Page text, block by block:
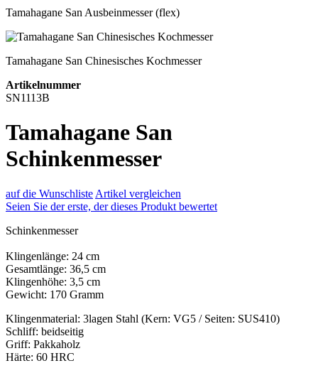
Tamahagane San Ausbeinmesser (flex)
Tamahagane San Chinesisches Kochmesser
Artikelnummer
SN1113B
Tamahagane San
Schinkenmesser
auf die Wunschliste Artikel vergleichen
Seien Sie der erste, der dieses Produkt bewertet
Schinkenmesser
Klingenlänge: 24 cm
Gesamtlänge: 36,5 cm
Klingenhöhe: 3,5 cm
Gewicht: 170 Gramm
Klingenmaterial: 3lagen Stahl (Kern: VG5 / Seiten: SUS410)
Schliff: beidseitig
Griff: Pakkaholz
Härte: 60 HRC